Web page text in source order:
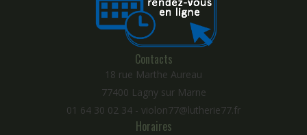
Contacts
18 rue Marthe Aureau
77400 Lagny sur Marne
01 64 30 02 34 - violon77@lutherie77.fr
Horaires